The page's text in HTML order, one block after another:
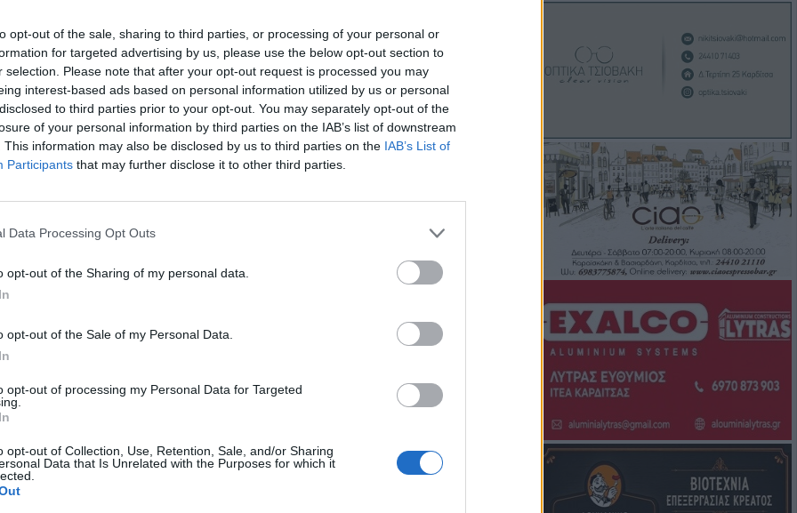
opt-out of the sale, sharing to third parties, or processing of your personal or
for targeted advertising by us, please use the below opt-out section to
selection. Please note that after your opt-out request is processed you may
interest-based ads based on personal information utilized by us or personal
to third parties prior to your opt-out. You may separately opt-out of the
of your personal information by third parties on the IAB’s list of downstream
This information may also be disclosed by us to third parties on the IAB’s List of
Participants that may further disclose it to other third parties.
Data Processing Opt Outs
opt-out of the Sharing of my personal data.
opt-out of the Sale of my Personal Data.
opt-out of processing my Personal Data for Targeted
opt-out of Collection, Use, Retention, Sale, and/or Sharing
Data that Is Unrelated with the Purposes for which it
της
στελεχών δημόσιας Υπηρεσίας,
η Διεύθυνση Οικονομικού της
το ευρύ κοινό, ότι σε καμιά
υπάλληλοι της δεν θα ζητήσουν
κωδικούς πρόσβασης ή άλλες
στην ηλεκτρική
καταναλωτές και τους
αυτόν το μήνα οι επιδοτήσεις
ρεύματος και διαμορφώνονται, για την
τιμολόγια, σε 1,5 λεπτό ανά
τους δικαιούχους του Κοινωνικού
Υγεία: Ο θόρυβος των δρόμων αυξάνει
τον κίνδυνο εμφάνισης Πάρκινσ…
Αργιθέ…